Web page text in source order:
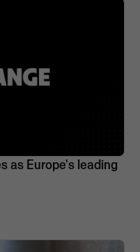
as Europe's leading